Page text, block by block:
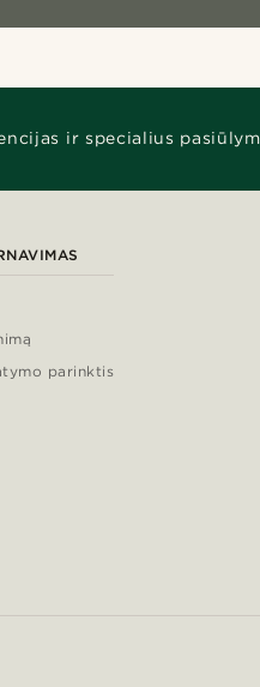
ir specialius
parinktis